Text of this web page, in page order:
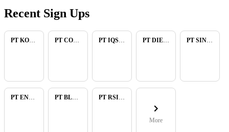
Recent Sign Ups
More